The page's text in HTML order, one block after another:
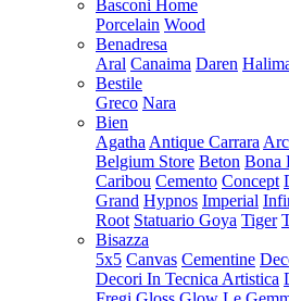
Basconi Home
Porcelain Wood
Benadresa
Aral Canaima Daren
Bestile
Greco Nara
Bien
Agatha Antique Carrara
Belgium Store Beton Bona
Caribou Cemento Concept
Grand Hypnos Imperial
Root Statuario Goya Tiger
Bisazza
5x5 Canvas Cementine
Decori In Tecnica Artistica